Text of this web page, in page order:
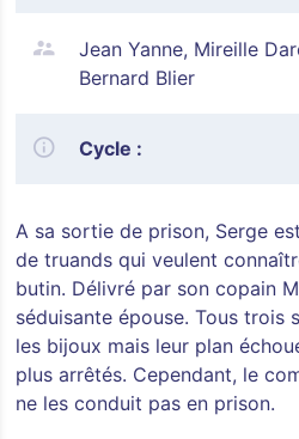
Jean Yanne, Mireille
Bernard Blier
Cycle :
A sa sortie de prison, Serge
de truands qui veulent
butin. Délivré par son copain
séduisante épouse. Tous trois
les bijoux mais leur plan
plus arrêtés. Cependant, le
ne les conduit pas en prison.